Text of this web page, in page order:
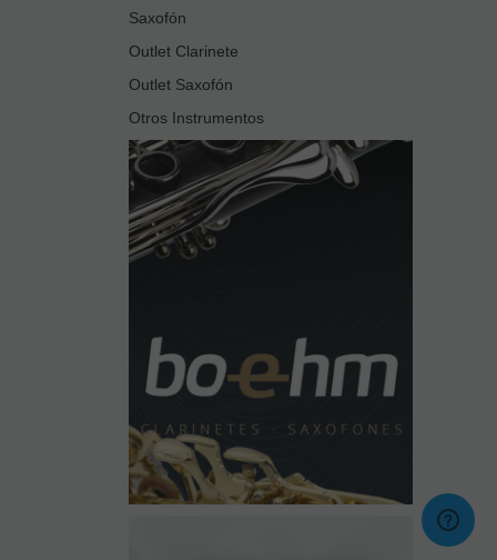
Saxofón
Outlet Clarinete
Outlet Saxofón
Otros Instrumentos